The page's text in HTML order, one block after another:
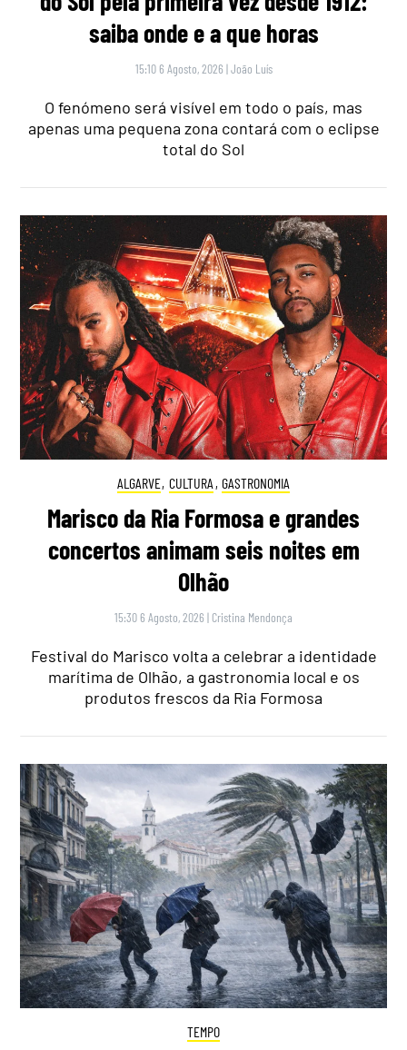
saiba onde e a que horas
15:10 6 Agosto, 2026 |João Luís
O fenómeno será visível em todo o país, mas
apenas uma pequena zona contará com o eclipse
total do Sol
ALGARVE, CULTURA , GASTRONOMIA
Marisco da Ria Formosa e grandes
concertos animam seis noites em
Olhão
15:30 6 Agosto, 2026 | Cristina Mendonça
Festival do Marisco volta a celebrar a identidade
marítima de Olhão, a gastronomia local e os
produtos frescos da Ria Formosa
TEMPO